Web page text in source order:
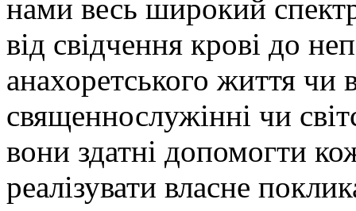
нами весь широкий
від свідчення крові до
анахоретського життя чи
священнослужінні чи
вони здатні допомогти
реалізувати власне